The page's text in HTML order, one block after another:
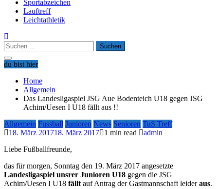
Sportabzeichen
Lauftreff
Leichtathletik
Suchen
nach:
du bist hier
Home
Allgemein
Das Landesligaspiel JSG Aue Bodenteich U18 gegen JSG
Achim/Uesen I U18 fällt aus !!
Allgemein Fussball Junioren News Senioren TuS Treff
18. März 201718. März 2017 1 min read
admin
Liebe Fußballfreunde,
das für morgen, Sonntag den 19. März 2017 angesetzte
Landesligaspiel unsrer Junioren U18 gegen die JSG
Achim/Uesen I U18 fällt auf Antrag der Gastmannschaft leideraus.